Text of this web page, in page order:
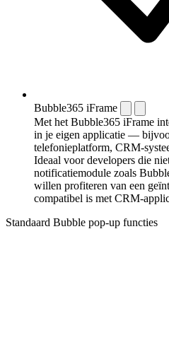
Bubble365 iFrame
Met het Bubble365 iFrame
in je eigen applicatie —
telefonieplatform, CRM-
Ideaal voor developers die
notificatiemodule zoals
willen profiteren van een
compatibel is met CRM-
Standaard Bubble pop-up functies